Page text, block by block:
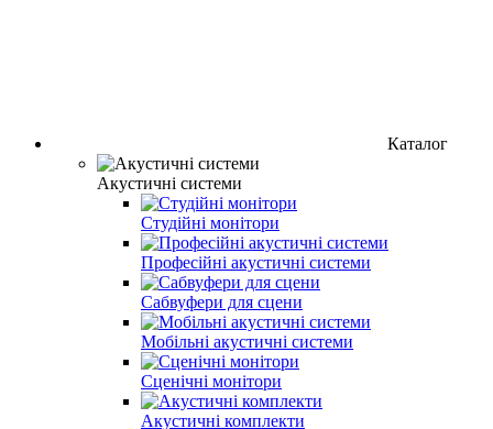
Каталог
Акустичні системи
Студійні монітори
Професійні акустичні системи
Сабвуфери для сцени
Мобільні акустичні системи
Сценічні монітори
Акустичні комплекти